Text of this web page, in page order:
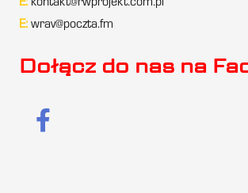
E: kontakt@rwprojekt.com.pl
E: wrav@poczta.fm
Dołącz do nas na